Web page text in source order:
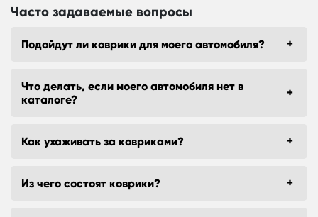
Часто задаваемые вопросы
Подойдут ли коврики для моего автомобиля?
Что делать, если моего автомобиля нет в
каталоге?
Как ухаживать за ковриками?
Из чего состоят коврики?